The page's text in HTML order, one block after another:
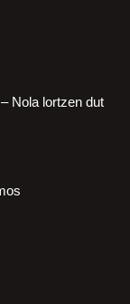
Nola lortzen dut